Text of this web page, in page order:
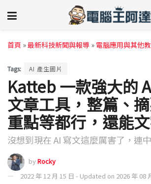
首頁 »最新科技新聞與報導 » 電腦應用與其他
Tags: AI 產生圖片
Katteb 一款強大的
文章工具，整篇、
重點等都行，還能
沒想到現在 AI 寫文這麼厲害了，連
byRocky
2022 年 12 月 15 日 - Updated on 2026 年 08